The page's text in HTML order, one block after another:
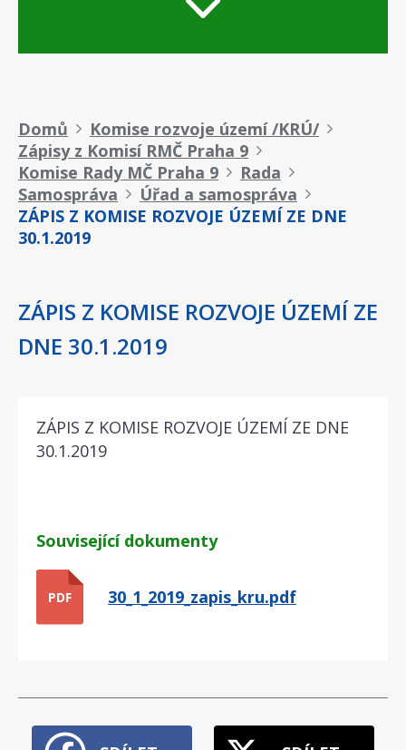
Drobečková
navigace
Domů
Komise rozvoje území /KRÚ/
Zápisy z Komisí RMČ Praha 9
Komise Rady MČ Praha 9
Rada
Samospráva
Úřad a samospráva
ZÁPIS Z KOMISE ROZVOJE ÚZEMÍ ZE DNE
30.1.2019
ZÁPIS Z KOMISE ROZVOJE ÚZEMÍ ZE
DNE 30.1.2019
ZÁPIS Z KOMISE ROZVOJE ÚZEMÍ ZE DNE
30.1.2019
Související dokumenty
PDF 30_1_2019_zapis_kru.pdf